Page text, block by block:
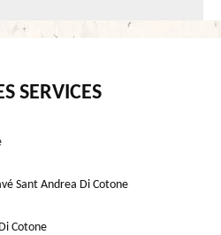
SERVICES
Sant Andrea Di Cotone
Cotone